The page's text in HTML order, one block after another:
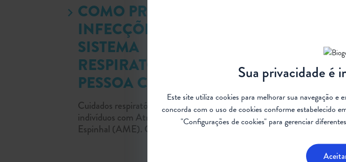
Sua privacidade é
Este site utiliza cookies para melhorar sua navegação
concorda com o uso de cookies conforme estabelecido
"Configurações de cookies" para gerenciar
COMO PREVENIR
INFECÇÕES NO
SISTEMA
RESPIRATÓRIO DA
PESSOA COM AME
Cuidados respiratórios são essenciais para
indivíduos com Atrofia Muscular
Espinhal (AME). Conheça alguns deles